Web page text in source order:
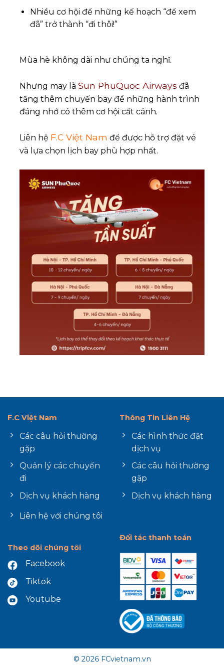
Nhiều cơ hội để những kế hoạch “để xem
đã” trở thành “đi thôi!”
Mùa hè không dài như chúng ta nghĩ.
Nhưng may là Sun PhuQuoc Airways đã
tăng thêm chuyến bay để những hành trình
đáng nhớ có thêm cơ hội cất cánh.
Liên hệ F.C Việt Nam để được hỗ trợ đặt vé
và lựa chọn lịch bay phù hợp nhất.
F.C Việt Nam
Các câu hỏi thường
gặp
Quản lý các chuyến
đi
Dịch vụ khách hàng
Liên hệ với chúng tôi
Thông Tin Liên Hệ
Các hình thức đặt
dịch vụ
Các câu hỏi thường
gặp
Dịch vụ khách hàng
Theo dõi chúng tôi
Facebook
Tiktok
Youtube
Đối tác thanh toán
© 2026 FCvietnam.vn